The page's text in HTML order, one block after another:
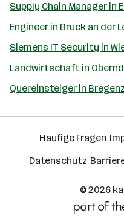
Supply Chain Manager in
Engineer in Bruck an der
Siemens IT Security in
Landwirtschaft in
Quereinsteiger in Bregenz
Häufige Fragen
Datenschutz
© 2026